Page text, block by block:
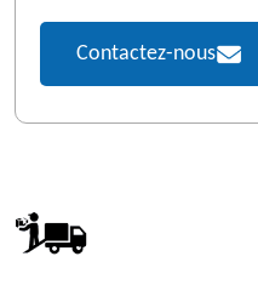
Contactez-nous